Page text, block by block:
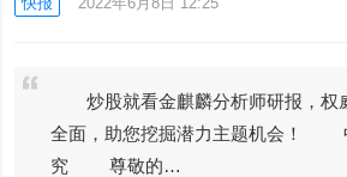
炒股就看金麒麟分析师研报，权
全面，助您挖掘潜力主题机会！
究 尊敬的…